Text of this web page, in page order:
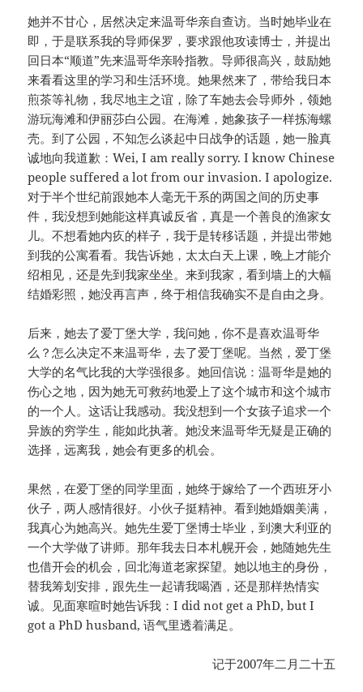
她并不甘心，居然决定来温哥华亲自查访。当时她毕业在
即，于是联系我的导师保罗，要求跟他攻读博士，并提出
回日本“顺道”先来温哥华亲聆指教。导师很高兴，鼓励她
来看看这里的学习和生活环境。她果然来了，带给我日本
煎茶等礼物，我尽地主之谊，除了车她去会导师外，领她
游玩海滩和伊丽莎白公园。在海滩，她象孩子一样拣海螺
壳。到了公园，不知怎么谈起中日战争的话题，她一脸真
诚地向我道歉：Wei, I am really sorry. I know Chinese
people suffered a lot from our invasion. I apologize.
对于半个世纪前跟她本人毫无干系的两国之间的历史事
件，我没想到她能这样真诚反省，真是一个善良的渔家女
儿。不想看她内疚的样子，我于是转移话题，并提出带她
到我的公寓看看。我告诉她，太太白天上课，晚上才能介
绍相见，还是先到我家坐坐。来到我家，看到墙上的大幅
结婚彩照，她没再言声，终于相信我确实不是自由之身。
后来，她去了爱丁堡大学，我问她，你不是喜欢温哥华
么？怎么决定不来温哥华，去了爱丁堡呢。当然，爱丁堡
大学的名气比我的大学强很多。她回信说：温哥华是她的
伤心之地，因为她无可救药地爱上了这个城市和这个城市
的一个人。这话让我感动。我没想到一个女孩子追求一个
异族的穷学生，能如此执著。她没来温哥华无疑是正确的
选择，远离我，她会有更多的机会。
果然，在爱丁堡的同学里面，她终于嫁给了一个西班牙小
伙子，两人感情很好。小伙子挺精神。看到她婚姻美满，
我真心为她高兴。她先生爱丁堡博士毕业，到澳大利亚的
一个大学做了讲师。那年我去日本札幌开会，她随她先生
也借开会的机会，回北海道老家探望。她以地主的身份，
替我筹划安排，跟先生一起请我喝酒，还是那样热情实
诚。见面寒暄时她告诉我：I did not get a PhD, but I
got a PhD husband, 语气里透着满足。
记于2007年二月二十五